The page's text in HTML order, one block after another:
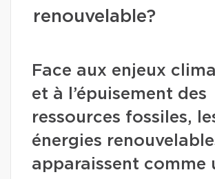
renouvelable?
Face aux enjeux
et à l’épuisement des
ressources fossiles,
énergies
apparaissent comme